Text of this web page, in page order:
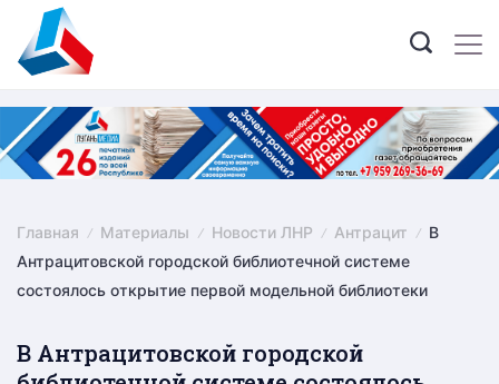
content
Главная Материалы Новости ЛНР Антрацит
В
Антрацитовской городской библиотечной системе
состоялось открытие первой модельной библиотеки
В Антрацитовской городской